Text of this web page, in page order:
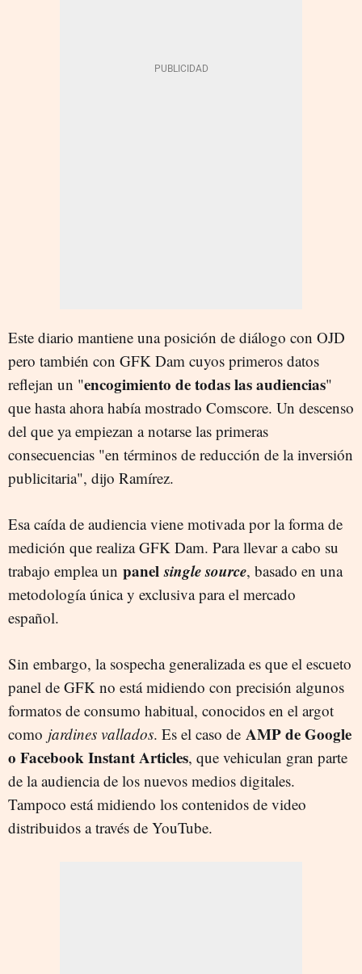
Este diario mantiene una posición de diálogo con OJD
pero también con GFK Dam cuyos primeros datos
reflejan un "encogimiento de todas las audiencias"
que hasta ahora había mostrado Comscore. Un descenso
del que ya empiezan a notarse las primeras
consecuencias "en términos de reducción de la inversión
publicitaria", dijo Ramírez.
Esa caída de audiencia viene motivada por la forma de
medición que realiza GFK Dam. Para llevar a cabo su
trabajo emplea un panel single source, basado en una
metodología única y exclusiva para el mercado
español.
Sin embargo, la sospecha generalizada es que el escueto
panel de GFK no está midiendo con precisión algunos
formatos de consumo habitual, conocidos en el argot
como jardines vallados. Es el caso de AMP de Google
o Facebook Instant Articles, que vehiculan gran parte
de la audiencia de los nuevos medios digitales.
Tampoco está midiendo los contenidos de video
distribuidos a través de YouTube.